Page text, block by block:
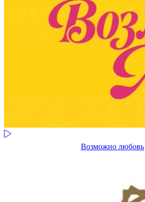
Возможно любовь